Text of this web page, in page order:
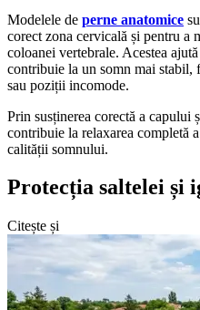
Modelele de perne anatomice
corect zona cervicală și pentru a
coloanei vertebrale. Acestea
contribuie la un somn mai stabil,
sau poziții incomode.
Prin susținerea corectă a capului
contribuie la relaxarea completă
calității somnului.
Protecția saltelei și
Citește și